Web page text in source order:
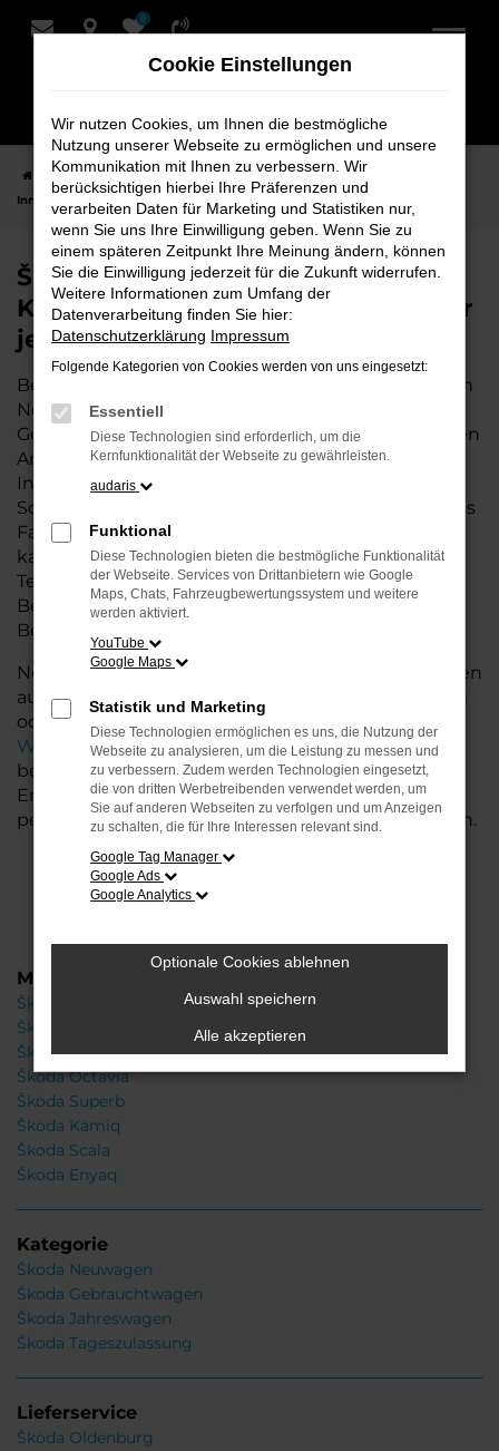
Zum
0
Startseite Hersteller
Škoda Fahrzeuge bei Schmidt + Koch –
Innovation und Fahrspaß für jeden Anspruch
Škoda Fahrzeuge bei Schmidt +
Koch – Innovation und Fahrspaß für
jeden Anspruch
Bei uns finden Sie nicht nur eine breite Auswahl an
Neuwagen, sondern auch sorgfältig geprüfte
Gebrauchtwagen sowie exklusive Modelle, die Ihren
Ansprüchen gerecht werden. Škoda vereint
Innovation, Leistung und Fahrfreude – und wir bei
Schmidt + Koch machen es Ihnen leicht, genau das
Fahrzeug zu finden, das zu Ihnen passt. Škoda
kaufen war noch nie so einfach! Unser erfahrenes
Team begleitet Sie mit einer persönlichen
Beratung, die ganz auf Ihre Wünsche und
Bedürfnisse abgestimmt ist.
Neben unserem Fahrzeugangebot bieten wir Ihnen
auch einen erstklassigen Service: Ob Inspektionen
oder Reparaturen – bei uns erhalten Sie alle
Werkstattleistungen, die Ihr Škoda-Fahrzeug
benötigt. Vertrauen Sie auf unsere langjährige
Erfahrung und erleben Sie, warum Škoda die
perfekte Wahl für Autofahrer ist, die mehr erwarten.
Modelle
Škoda Fabia
Škoda Karoq
Škoda Kodiaq
Škoda Octavia
Škoda Superb
Škoda Kamiq
Škoda Scala
Škoda Enyaq
Kategorie
Škoda Neuwagen
Škoda Gebrauchtwagen
Škoda Jahreswagen
Škoda Tageszulassung
Lieferservice
Škoda Oldenburg
Cookie Einstellungen
Wir nutzen Cookies, um Ihnen die bestmögliche
Nutzung unserer Webseite zu ermöglichen und unsere
Kommunikation mit Ihnen zu verbessern. Wir
berücksichtigen hierbei Ihre Präferenzen und
verarbeiten Daten für Marketing und Statistiken nur,
wenn Sie uns Ihre Einwilligung geben. Wenn Sie zu
einem späteren Zeitpunkt Ihre Meinung ändern, können
Sie die Einwilligung jederzeit für die Zukunft widerrufen.
Weitere Informationen zum Umfang der
Datenverarbeitung finden Sie hier:
Datenschutzerklärung Impressum
Folgende Kategorien von Cookies werden von uns eingesetzt:
Essentiell
Diese Technologien sind erforderlich, um die
Kernfunktionalität der Webseite zu gewährleisten.
audaris
Funktional
Diese Technologien bieten die bestmögliche Funktionalität
der Webseite. Services von Drittanbietern wie Google
Maps, Chats, Fahrzeugbewertungssystem und weitere
werden aktiviert.
YouTube
Google Maps
Statistik und Marketing
Diese Technologien ermöglichen es uns, die Nutzung der
Webseite zu analysieren, um die Leistung zu messen und
zu verbessern. Zudem werden Technologien eingesetzt,
die von dritten Werbetreibenden verwendet werden, um
Sie auf anderen Webseiten zu verfolgen und um Anzeigen
zu schalten, die für Ihre Interessen relevant sind.
Google Tag Manager
Google Ads
Google Analytics
Optionale Cookies ablehnen
Auswahl speichern
Alle akzeptieren